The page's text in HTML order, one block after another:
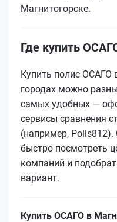
Магнитогорске.
Где купить
Купить полис ОСАГО
городах можно
самых удобных —
сервисы сравнения
(например,
быстро посмотреть
компаний и
вариант.
Купить ОСАГО в